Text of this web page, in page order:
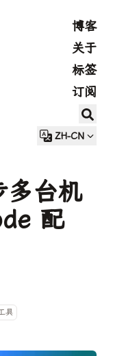
博客
关于
标签
订阅
ZH-CN
多台机
配
具